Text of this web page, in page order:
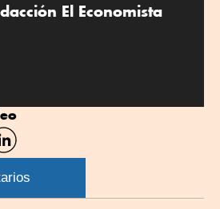
El Economista
Compartir
por
Linkedin